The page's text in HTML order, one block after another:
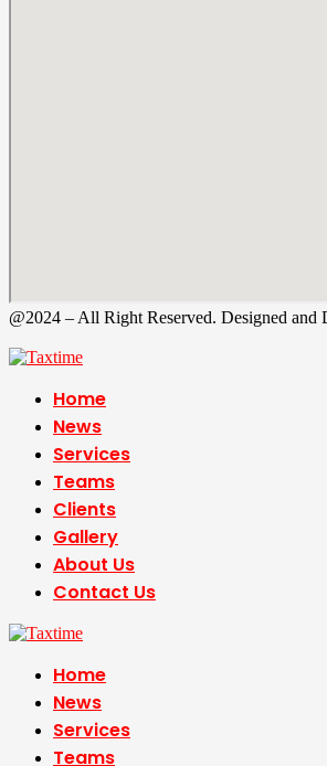
@2024 – All Right Reserved. Designed and
Home
News
Services
Teams
Clients
Gallery
About Us
Contact Us
Home
News
Services
Teams